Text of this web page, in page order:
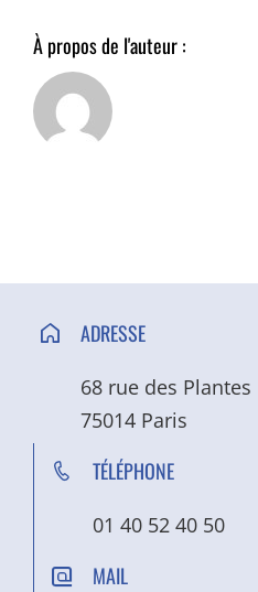
À propos de l'auteur :
ADRESSE
68 rue des Plantes
75014 Paris
TÉLÉPHONE
01 40 52 40 50
MAIL